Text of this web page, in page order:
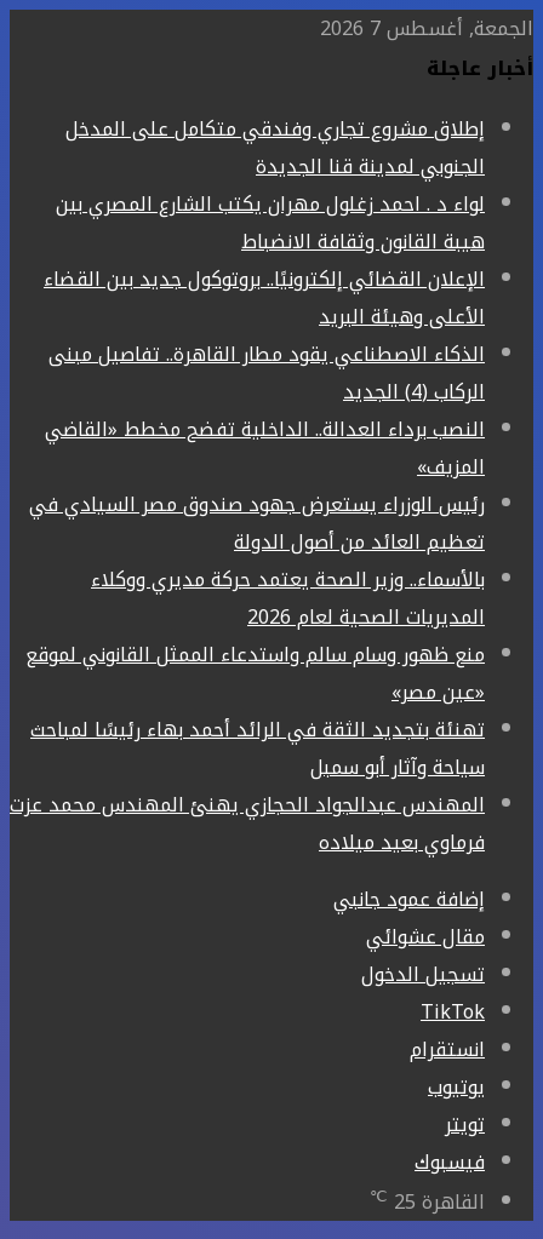
الجمعة, أغسطس 7 2026
أخبار عاجلة
إطلاق مشروع تجاري وفندقي متكامل على المدخل
الجنوبي لمدينة قنا الجديدة
لواء د . احمد زغلول مهران يكتب الشارع المصري بين
هيبة القانون وثقافة الانضباط
الإعلان القضائي إلكترونيًا.. بروتوكول جديد بين القضاء
الأعلى وهيئة البريد
الذكاء الاصطناعي يقود مطار القاهرة.. تفاصيل مبنى
الركاب (4) الجديد
النصب برداء العدالة.. الداخلية تفضح مخطط «القاضي
المزيف»
رئيس الوزراء يستعرض جهود صندوق مصر السيادي في
تعظيم العائد من أصول الدولة
بالأسماء.. وزير الصحة يعتمد حركة مديري ووكلاء
المديريات الصحية لعام 2026
منع ظهور وسام سالم واستدعاء الممثل القانوني لموقع
«عين مصر»
تهنئة بتجديد الثقة في الرائد أحمد بهاء رئيسًا لمباحث
سياحة وآثار أبو سمبل
المهندس عبدالجواد الحجازي يهنئ المهندس محمد عزت
فرماوي بعيد ميلاده
إضافة عمود جانبي
مقال عشوائي
تسجيل الدخول
‫TikTok
انستقرام
يوتيوب
تويتر
فيسبوك
القاهرة25
℃